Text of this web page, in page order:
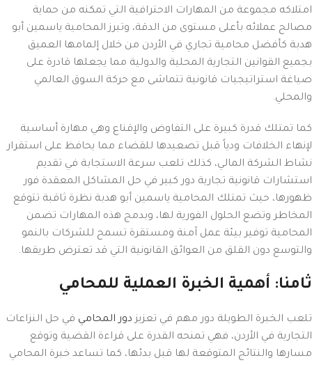
امتلاكه مجموعة من المهارات الاحترافية التي تمكنه من حماية
مصالح عملائه بأعلى مستوى من الدقة، وتبرز المحامية ياسمين أبو
هدبة كأفضل محامية تجاري في الأردن من خلال إلمامها العميق
بجميع القوانين التجارية المحلية والدولية مما يجعلها قادرة على
صياغة استراتيجيات قانونية تتماشى مع حركة السوق العالمي
والمحلي.
كما تمتلك قدرة كبيرة على التفاوض والإقناع وهي مهارة أساسية
لإنهاء الخلافات ودياً قبل تصعيدها للقضاء مما يحافظ على استقرار
نشاط الشركة المالي، كذلك تلعب سرعة الاستجابة في تقديم
استشارات قانونية تجارية دور كبير في حل المشاكل المعقدة فور
ظهورها، حيث تمتلك المحامية ياسمين أبو هدبة نظرة ثاقبة تتوقع
المخاطر وتضع الحلول الفورية لها، وبدمج هذه المهارات تضمن
المحامية توفير بيئة عمل آمنة ومستقرة تسمح للشركات بالنمو
والتوسع دون القلق من العوائق القانونية التي قد تعترض طريقها.
ثامنا: أهمية الخبرة العملية للمحامي
تلعب الخبرة الطويلة دور مهم في تعزيز دور المحامي في حل النزاعات
التجارية في الأردن، فهي تمنحه القدرة على قراءة القضية وتوقع
مسارها والنتائج المتوقعة لها قبل بدئها، كما تساعد خبرة المحامي